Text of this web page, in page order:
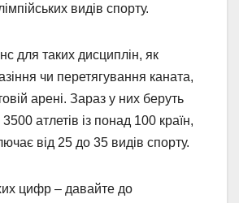
видів спорту.
для таких дисциплін, як
чи перетягування каната,
арені. Зараз у них беруть
атлетів із понад 100 країн,
від 25 до 35 видів спорту.
цифр – давайте до